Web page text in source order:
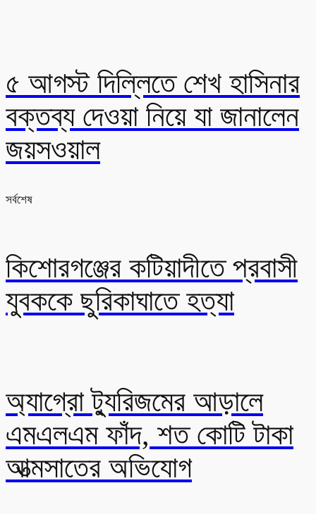
৫ আগস্ট দিল্লিতে শেখ হাসিনার
বক্তব্য দেওয়া নিয়ে যা জানালেন
জয়সওয়াল
সর্বশেষ
কিশোরগঞ্জের কটিয়াদীতে প্রবাসী
যুবককে ছুরিকাঘাতে হত্যা
অ্যাগ্রো ট্যুরিজমের আড়ালে
এমএলএম ফাঁদ, শত কোটি টাকা
আত্মসাতের অভিযোগ